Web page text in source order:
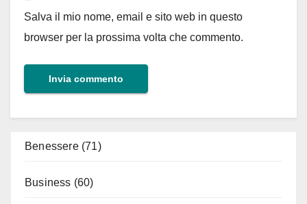
Salva il mio nome, email e sito web in questo
browser per la prossima volta che commento.
Benessere(71)
Business (60)